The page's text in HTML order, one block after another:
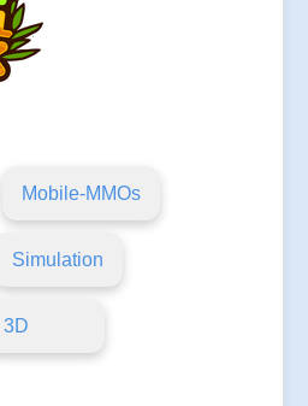
Mobile-MMOs
Simulation
3D